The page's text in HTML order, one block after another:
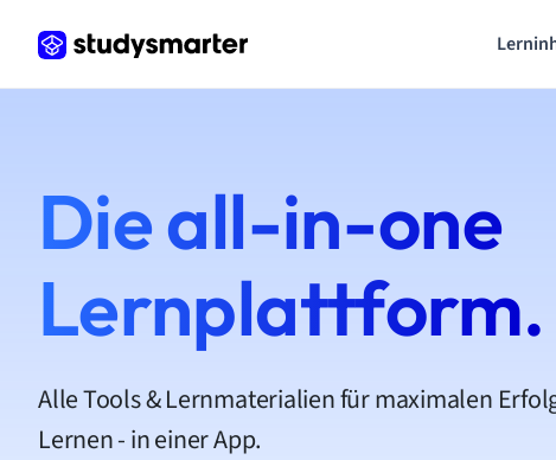
Die all-in-one
Lernplattform.
Alle Tools & Lernmaterialien für maximalen
Lernen - in einer App.